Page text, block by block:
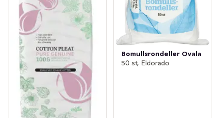
Bomullsrondeller Ovala
50 st, Eldorado